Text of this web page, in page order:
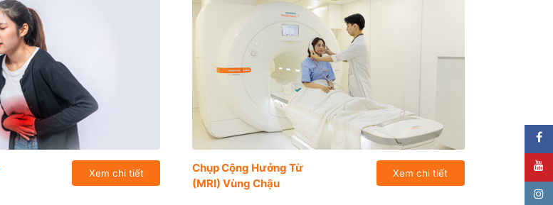
Xem chi tiết
Chụp Cộng Hưởng Từ
(MRI) Vùng Chậu
Xem chi tiết